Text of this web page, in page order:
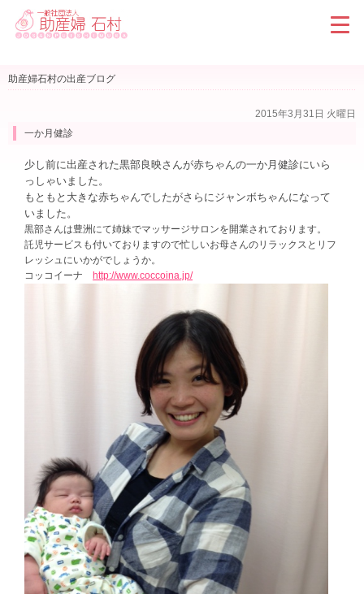
助産婦石村の出産ブログ
2015年3月31日 火曜日
一か月健診
少し前に出産された黒部良映さんが赤ちゃんの一か月健診にいら
っしゃいました。
もともと大きな赤ちゃんでしたがさらにジャンボちゃんになって
いました。
黒部さんは豊洲にて姉妹でマッサージサロンを開業されております。
託児サービスも付いておりますので忙しいお母さんのリラックスとリフ
レッシュにいかがでしょうか。
コッコイーナ
http://www.coccoina.jp/